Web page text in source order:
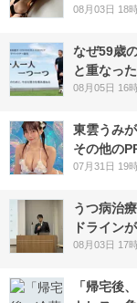
08月03日 18
なぜ59歳
と重なっ
08月05日 16
東雲うみ
その他の
07月31日 19
うつ病治
ドライン
08月03日 17
「帰宅後